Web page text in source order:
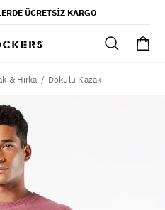
ÜCRETSIZ KARGO
& Hırka Dokulu Kazak